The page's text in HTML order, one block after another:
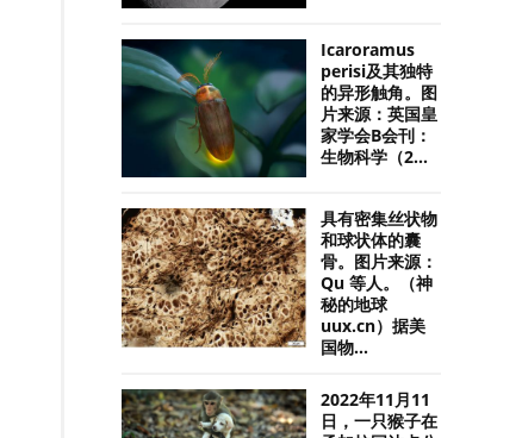
Icaroramus
perisi及其独特
的异形触角。图
片来源：英国皇
家学会B会刊：
生物科学（2...
具有密集丝状物
和球状体的囊
骨。图片来源：
Qu 等人。（神
秘的地球
uux.cn）据美
国物...
2022年11月11
日，一只猴子在